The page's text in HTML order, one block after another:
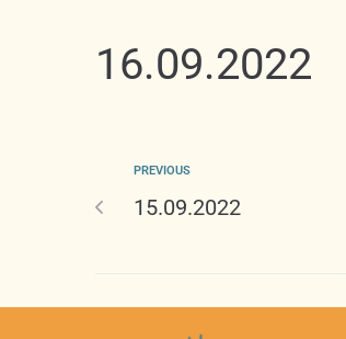
16.09.2022
PREVIOUS
15.09.2022